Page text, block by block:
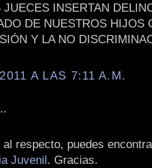
INSERTAN
DE NUESTROS HIJOS
Y LA NO
A LAS 7:11 A.M.
respecto, puedes
Juvenil. Gracias.